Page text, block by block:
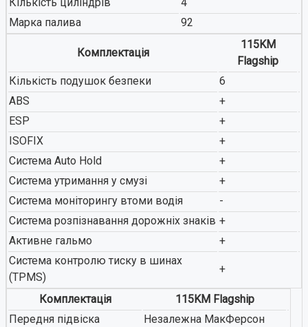
Марка палива
92
Комплектація
115KM
Flagship
Кількість подушок безпеки
6
ABS
+
ESP
+
ISOFIX
+
Система Auto Hold
+
Система утримання у смузі
+
Система моніторингу втоми водія
-
Система розпізнавання дорожніх знаків +
Активне гальмо
+
Система контролю тиску в шинах
(TPMS)
+
Комплектація
115KM Flagship
Передня підвіска
Незалежна МакФерсон